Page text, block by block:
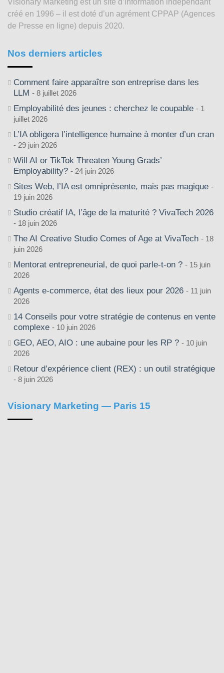
2003
Visionary Marketing est un site d’information indépendant
créé en 1996 – il est doté d’un agrément CPPAP (Agences
de Presse en ligne) depuis 2020.
Nos derniers articles
Comment faire apparaître son entreprise dans les
LLM
8 juillet 2026
Employabilité des jeunes : cherchez le coupable
1
juillet 2026
L’IA obligera l’intelligence humaine à monter d’un cran
29 juin 2026
Will AI or TikTok Threaten Young Grads’
Employability?
24 juin 2026
Sites Web, l’IA est omniprésente, mais pas magique
19 juin 2026
Studio créatif IA, l’âge de la maturité ? VivaTech 2026
18 juin 2026
The AI Creative Studio Comes of Age at VivaTech
18
juin 2026
Mentorat entrepreneurial, de quoi parle-t-on ?
15 juin
2026
Agents e-commerce, état des lieux pour 2026
11 juin
2026
14 Conseils pour votre stratégie de contenus en vente
complexe
10 juin 2026
GEO, AEO, AIO : une aubaine pour les RP ?
10 juin
2026
Retour d’expérience client (REX) : un outil stratégique
8 juin 2026
Visionary Marketing — Paris 15